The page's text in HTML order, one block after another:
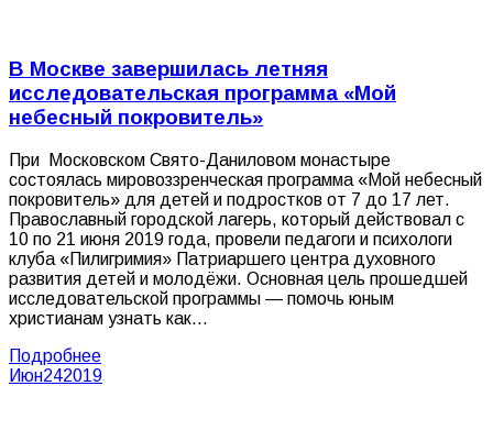
В Москве завершилась летняя
исследовательская программа «Мой
небесный покровитель»
При Московском Свято-Даниловом монастыре
состоялась мировоззренческая программа «Мой небесный
покровитель» для детей и подростков от 7 до 17 лет.
Православный городской лагерь, который действовал с
10 по 21 июня 2019 года, провели педагоги и психологи
клуба «Пилигримия» Патриаршего центра духовного
развития детей и молодёжи. Основная цель прошедшей
исследовательской программы — помочь юным
христианам узнать как…
Подробнее
Июн242019